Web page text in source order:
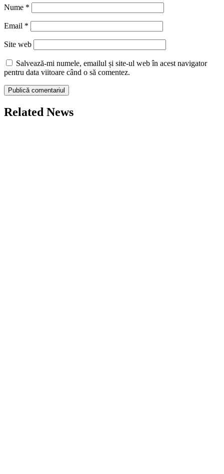
Nume *
Email *
Site web
Salvează-mi numele, emailul și site-ul web în acest navigator
pentru data viitoare când o să comentez.
Related News